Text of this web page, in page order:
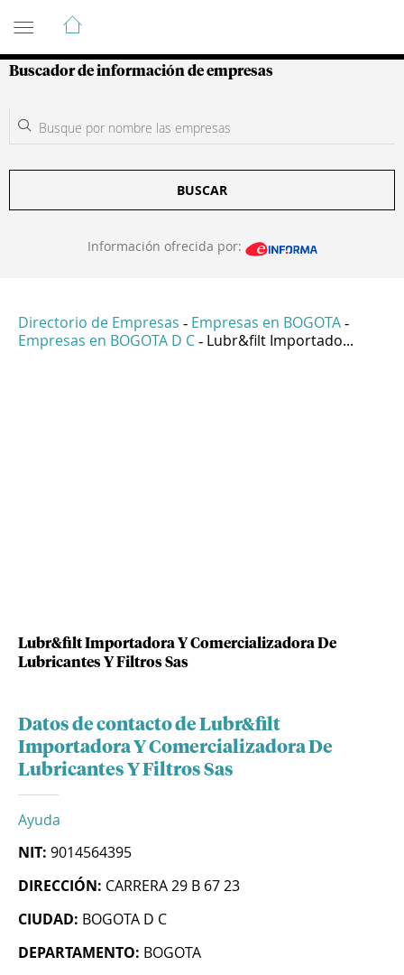
Guía de Empresas Colombianas
Buscador de información de empresas
BUSCAR
Información ofrecida por:
Directorio de Empresas - Empresas en BOGOTA -
Empresas en BOGOTA D C - Lubr&filt Importado...
Lubr&filt Importadora Y Comercializadora De
Lubricantes Y Filtros Sas
Datos de contacto de Lubr&filt
Importadora Y Comercializadora De
Lubricantes Y Filtros Sas
Ayuda
NIT: 9014564395
DIRECCIÓN: CARRERA 29 B 67 23
CIUDAD: BOGOTA D C
DEPARTAMENTO: BOGOTA